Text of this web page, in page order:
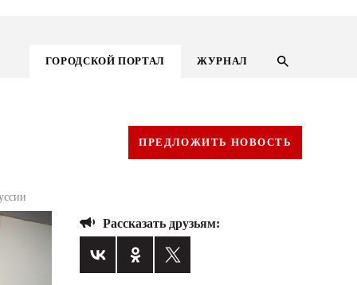
ГОРОДСКОЙ ПОРТАЛ ЖУРНАЛ
ПРЕДЛОЖИТЬ НОВОСТЬ
Рассказать друзьям: